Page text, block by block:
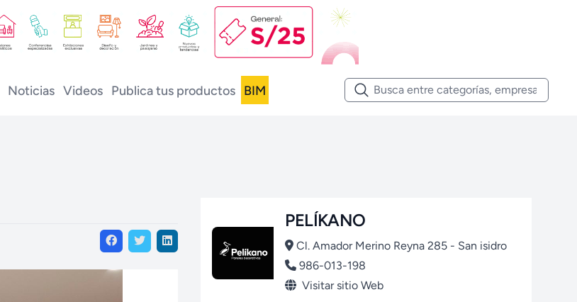
Noticias Videos Publica tus productos BIM
PELÍKANO
Cl. Amador Merino Reyna 285 - San isidro
986-013-198
Visitar sitio Web